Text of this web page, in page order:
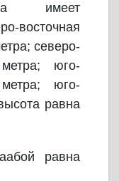
имеет
восточная
северо-
юго-
юго-
равна
равна